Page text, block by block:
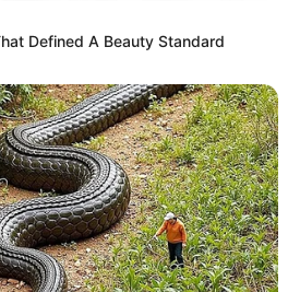
du Quinté du jour en 7
Defined A Beauty Standard